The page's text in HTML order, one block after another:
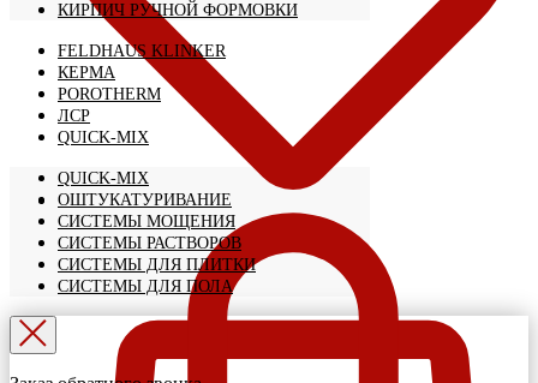
КИРПИЧ РУЧНОЙ ФОРМОВКИ
FELDHAUS KLINKER
КЕРМА
POROTHERM
ЛСР
QUICK-MIX
QUICK-MIX
ОШТУКАТУРИВАНИЕ
СИСТЕМЫ МОЩЕНИЯ
СИСТЕМЫ РАСТВОРОВ
СИСТЕМЫ ДЛЯ ПЛИТКИ
СИСТЕМЫ ДЛЯ ПОЛА